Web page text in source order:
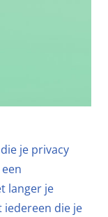
je privacy
langer je
die je